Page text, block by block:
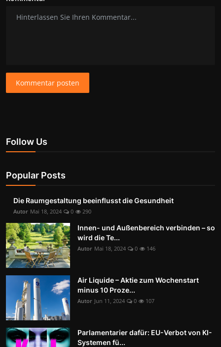
Kommentar posten
Follow Us
Popular Posts
Die Raumgestaltung beeinflusst die Gesundheit
Autor Mai 18, 2024 0 290
Innen- und Außenbereich verbinden – so
wird die Te...
Autor Mai 18, 2024 0 146
Air Liquide – Aktie zum Wochenstart
minus 10 Proze...
Autor Jun 11, 2024 0 107
Parlamentarier dafür: EU-Verbot von KI-
Systemen fü...